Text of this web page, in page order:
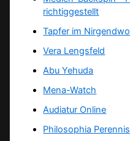
richtiggestellt
Tapfer im Nirgendwo
Vera Lengsfeld
Abu Yehuda
Mena-Watch
Audiatur Online
Philosophia Perennis